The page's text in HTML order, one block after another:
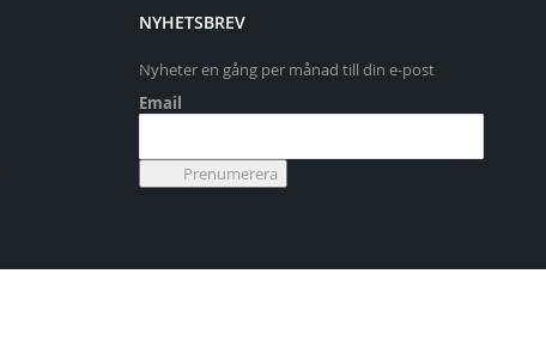
NYHETSBREV
Nyheter en gång per månad till din e-post
Email